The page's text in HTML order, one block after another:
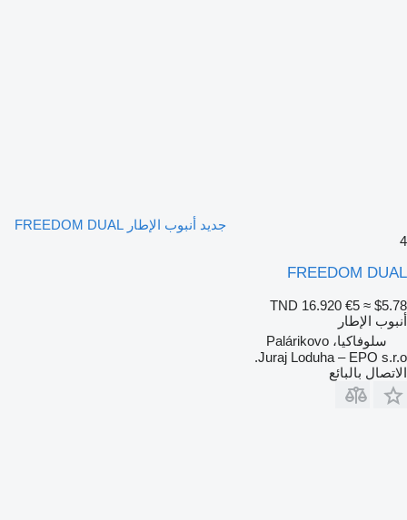
جديد أنبوب الإطار FREEDOM DUAL
4
FREEDOM DUAL
TND 16.920 €5 ≈ $5.78
أنبوب الإطار
سلوفاكيا، Palárikovo
Juraj Loduha – EPO s.r.o.
الاتصال بالبائع